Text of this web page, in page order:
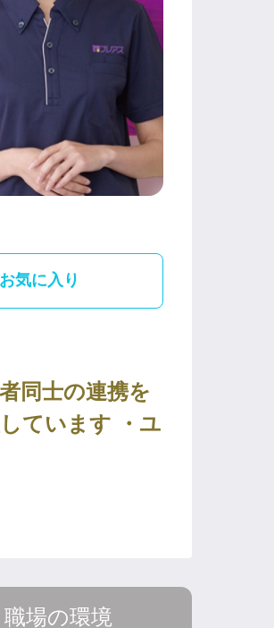
気に入り
同士の連携を
ています ・ユ
職場の環境